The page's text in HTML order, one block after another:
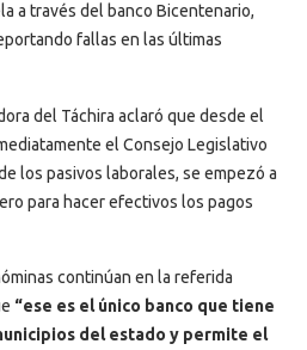
a través del banco Bicentenario,
fallas en las últimas
del Táchira aclaró que desde el
el Consejo Legislativo
los pasivos laborales, se empezó a
para hacer efectivos los pagos
continúan en la referida
“ese es el único banco que tiene
del estado y permite el